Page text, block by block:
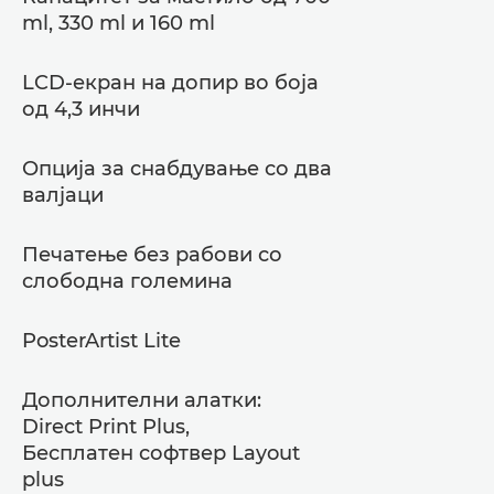
ml, 330 ml и 160 ml
LCD-екран на допир во боја
од 4,3 инчи
Опција за снабдување со два
валјаци
Печатење без рабови со
слободна големина
PosterArtist Lite
Дополнителни алатки:
Direct Print Plus,
Бесплатен софтвер Layout
plus